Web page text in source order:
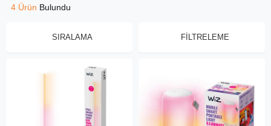
FILTRELEME
SIRALAMA
4 Ürün